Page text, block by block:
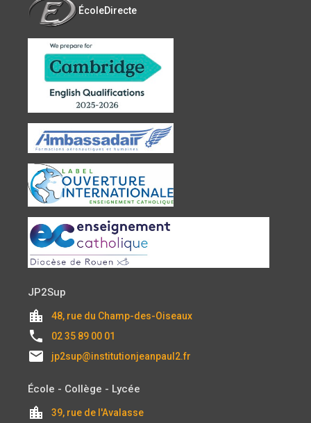
ÉcoleDirecte
JP2Sup
location_city 48, rue du Champ-des-Oiseaux
local_phone 02 35 89 00 01
email jp2sup@institutionjeanpaul2.fr
École - Collège - Lycée
location_city 39, rue de l'Avalasse